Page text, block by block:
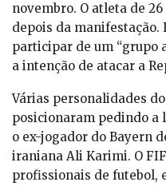
novembro. O atleta de
depois da manifestação.
participar de um “grupo
a intenção de atacar a
Várias personalidades
posicionaram pedindo a
o ex-jogador do Bayern
iraniana Ali Karimi. O
profissionais de futebol,